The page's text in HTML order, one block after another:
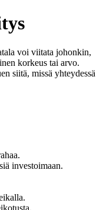
voi viitata johonkin,
korkeus tai arvo.
siitä, missä yhteydessä
investoimaan.